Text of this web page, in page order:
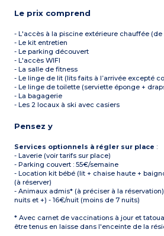
Le prix comprend
- L'accès à la piscine extérieure chauffée
- Le kit entretien
- Le parking découvert
- L'accès WIFI
- La salle de fitness
- Le linge de lit (lits faits à l’arrivée excepté
- Le linge de toilette (serviette éponge +
- La bagagerie
- Les 2 locaux à ski avec casiers
Pensez y
Services optionnels à régler sur place :
- Laverie (voir tarifs sur place)
- Parking couvert : 55€/semaine
- Location kit bébé (lit + chaise haute +
(à réserver)
- Animaux admis* (à préciser à la
nuits et +) - 16€/nuit (moins de 7 nuits)
* Avec carnet de vaccinations à jour et
être tenus en laisse dans l'enceinte de la